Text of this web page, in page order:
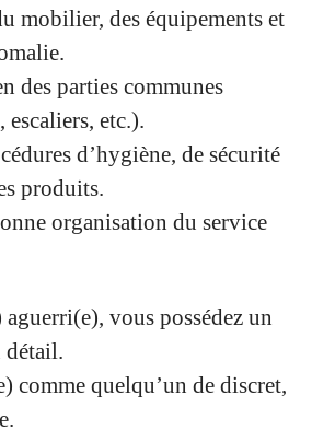
mobilier, des équipements et
des parties communes
etc.).
d’hygiène, de sécurité
produits.
organisation du service
vous possédez un
détail.
comme quelqu’un de discret,